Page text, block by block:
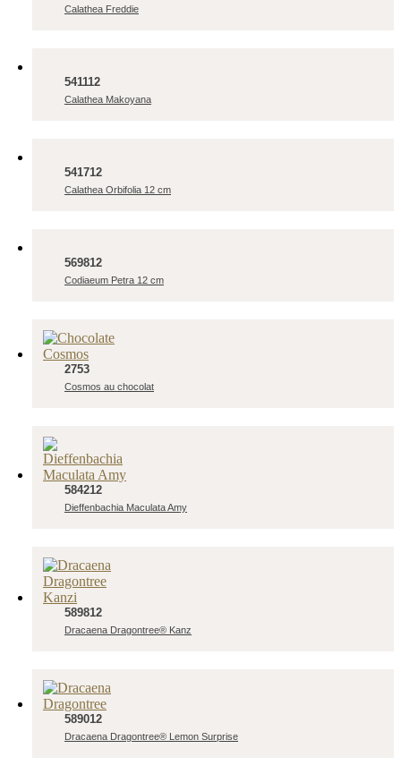
Calathea Freddie
541112
Calathea Makoyana
541712
Calathea Orbifolia 12 cm
569812
Codiaeum Petra 12 cm
2753
Cosmos au chocolat
584212
Dieffenbachia Maculata Amy
589812
Dracaena Dragontree® Kanz
589012
Dracaena Dragontree® Lemon Surprise